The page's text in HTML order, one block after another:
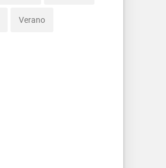
Verano